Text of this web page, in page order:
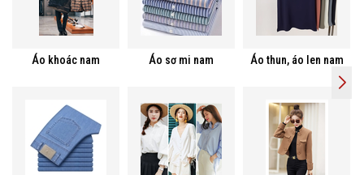
Áo khoác nam Áo sơ mi nam Áo thun, áo len nam